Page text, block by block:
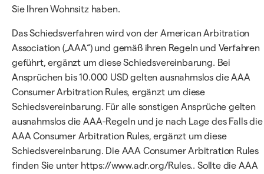
Sie Ihren Wohnsitz haben.
Das Schiedsverfahren wird von der American Arbitration
Association („AAA“) und gemäß ihren Regeln und Verfahren
geführt, ergänzt um diese Schiedsvereinbarung. Bei
Ansprüchen bis 10.000 USD gelten ausnahmslos die AAA
Consumer Arbitration Rules, ergänzt um diese
Schiedsvereinbarung. Für alle sonstigen Ansprüche gelten
ausnahmslos die AAA-Regeln und je nach Lage des Falls die
AAA Consumer Arbitration Rules, ergänzt um diese
Schiedsvereinbarung. Die AAA Consumer Arbitration Rules
finden Sie unter https://www.adr.org/Rules.. Sollte die AAA